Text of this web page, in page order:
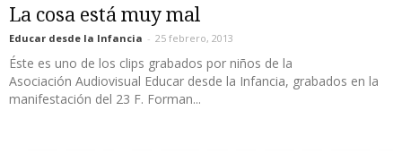
La cosa está muy mal
Educar desde la Infancia - 25 febrero, 2013
Éste es uno de los clips grabados por niños de la
Asociación Audiovisual Educar desde la Infancia, grabados en la
manifestación del 23 F. Forman...